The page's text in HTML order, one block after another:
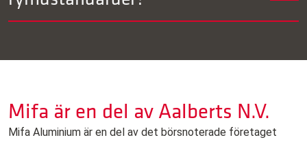
Mifa är en del av Aalberts N.V.
Mifa Aluminium är en del av det börsnoterade företaget